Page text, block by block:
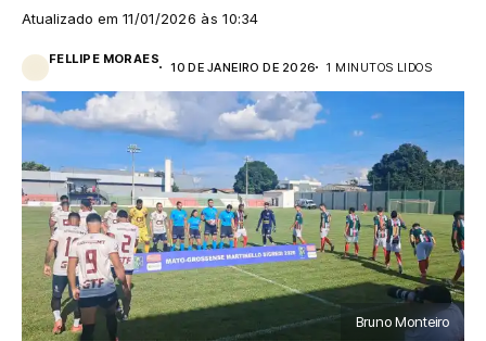
Atualizado em 11/01/2026 às 10:34
FELLIPE MORAES
10 DE JANEIRO DE 2026 1 MINUTOS LIDOS
Bruno Monteiro